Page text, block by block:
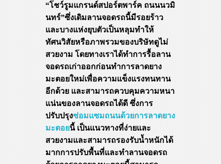
“โชว์รูมแกรนด์สปอร์ตพาร์ค ถนนนวมิ
นทร์”ซึ่งเดิมลานจอดรถนี้มีรอยร้าว
และบางแห่งยุบตัวเป็นหลุมทำให้
ทัศนวิสัยหรือภาพรวมของบริษัทดูไม่
สวยงาม โดยทางเราได้ทำการรื้อลาน
จอดรถเก่าออกก่อนทำการลาดยาง
มะตอยใหม่เพื่อความแข็งแรงทนทาน
อีกด้วย และสามารถควบคุมความหนา
แน่นของลานจอดรถได้ดี ซึ่งการ
ปรับปรุงซ่อมแซมถนนด้วยการลาดยาง
มะตอยนี้ เป็นแนวทางที่ง่ายและ
สวยงามและสามารถรองรับน้ำหนักได้
มากการปรับพื้นที่และทำลานจอดรถ